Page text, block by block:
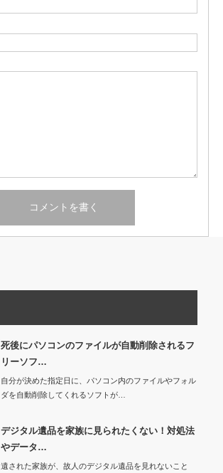
死後にパソコンのファイルが自動削除されるフ
リーソフ…
自分が決めた指定日に、パソコン内のファイルやフォル
ダを自動削除してくれるソフトが…
デジタル遺品を家族に見られたくない！対処法
やデータ…
遺された家族が、故人のデジタル遺品を見れないこと